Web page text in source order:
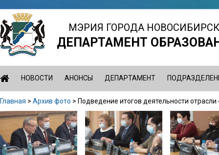
Jump
to
navigation
МЭРИЯ ГОРОДА
ДЕПАРТАМЕНТ
НОВОСТИ АНОНСЫ ДЕПАРТАМЕНТ
Вы
здесь
Главная > Архив фото > Подведение итогов деятельности
Back
to
top